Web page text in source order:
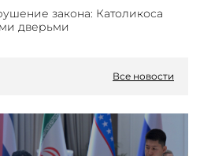
закона: Католикоса
дверьми
Все новости